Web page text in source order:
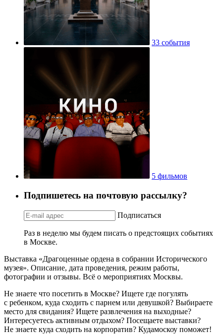
33 события
5 фильмов
Подпишетесь на почтовую рассылку?
Подписаться
Раз в неделю мы будем писать о предстоящих событиях
в Москве.
Выставка «Драгоценные ордена в собрании Исторического
музея». Описание, дата проведения, режим работы,
фотографии и отзывы. Всё о мероприятиях Москвы.
Не знаете что посетить в Москве? Ищете где погулять
с ребенком, куда сходить с парнем или девушкой? Выбираете
место для свидания? Ищете развлечения на выходные?
Интересуетесь активным отдыхом? Посещаете выставки?
Не знаете куда сходить на корпоратив? Кудамоскоу поможет!